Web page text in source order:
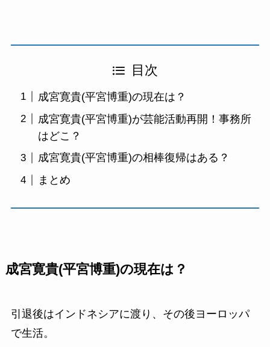
目次
成宮寛貴(平宮博重)の現在は？
成宮寛貴(平宮博重)が芸能活動再開！事務所
はどこ？
成宮寛貴(平宮博重)の相棒復帰はある？
まとめ
成宮寛貴(平宮博重)の現在は？
引退後はインドネシアに渡り、その後ヨーロッパ
で生活。